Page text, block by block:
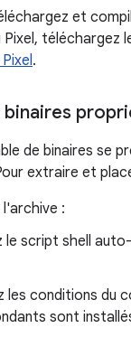
et
Pixel, téléchargez
.
binaires
de binaires se
extraire et
:
le script shell
les conditions du
sont